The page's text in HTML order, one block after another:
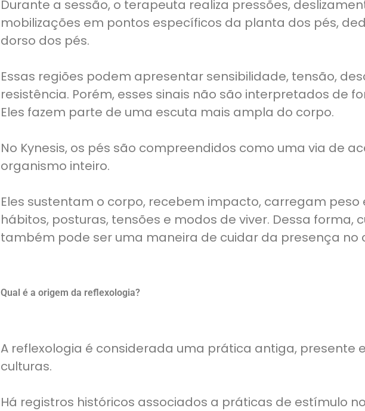
Durante a sessão, o terapeuta realiza pressões,
mobilizações em pontos específicos da planta dos pés,
dorso dos pés.
Essas regiões podem apresentar sensibilidade, tensão,
resistência. Porém, esses sinais não são interpretados de
Eles fazem parte de uma escuta mais ampla do corpo.
No Kynesis, os pés são compreendidos como uma via de
organismo inteiro.
Eles sustentam o corpo, recebem impacto, carregam peso
hábitos, posturas, tensões e modos de viver. Dessa forma,
também pode ser uma maneira de cuidar da presença no
Qual é a origem da reflexologia?
A reflexologia é considerada uma prática antiga, presente
culturas.
Há registros históricos associados a práticas de estímulo